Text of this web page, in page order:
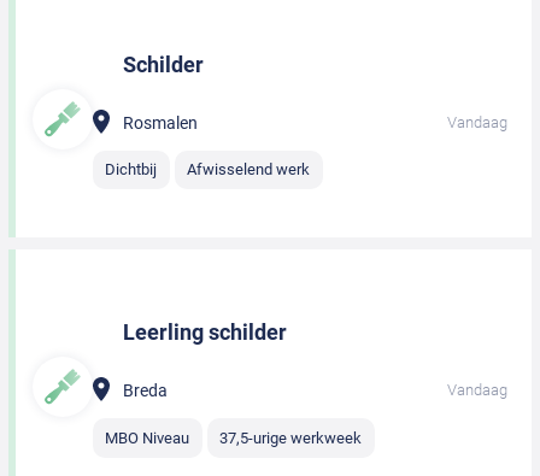
Schilder
Rosmalen Vandaag
Dichtbij Afwisselend werk
Leerling schilder
Breda Vandaag
MBO Niveau 37,5-urige werkweek